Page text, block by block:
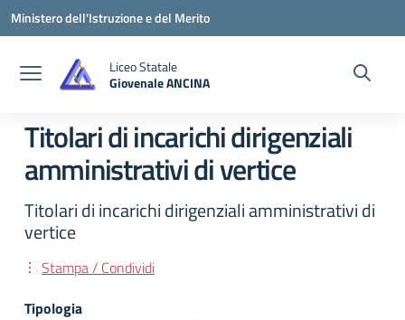
Vai ai contenuti
Vai al menu di navigazione
Vai al footer
Ministero dell'Istruzione e del Merito
Liceo Statale
Giovenale ANCINA
Titolari di incarichi dirigenziali
amministrativi di vertice
Titolari di incarichi dirigenziali amministrativi di
vertice
Stampa / Condividi
Tipologia